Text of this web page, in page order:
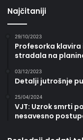
Najčitaniji
29/10/2023
Profesorka
stradala na
03/12/2023
Detalji jutrošnje
25/04/2024
VJT: Uzrok smrti
nesavesno